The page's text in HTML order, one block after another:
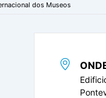
dos Museos